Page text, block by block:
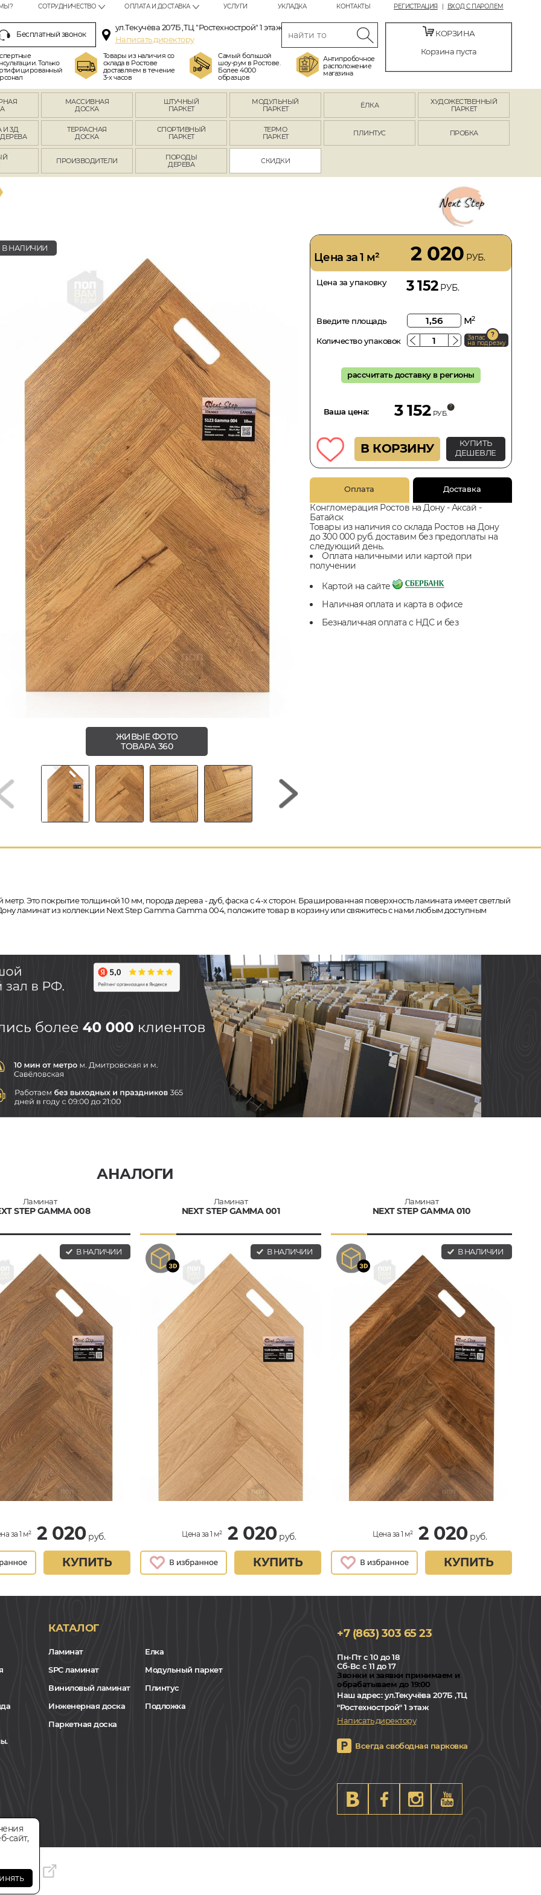
РЕГИСТРАЦИЯ ВХОД С ПАРОЛЕМ
СОТРУДНИЧЕСТВО ОПЛАТА И ДОСТАВКА УСЛУГИ УКЛАДКА КОНТАКТЫ
Бесплатный звонок
ул.Текучёва 207Б ,ТЦ "Ростехнострой" 1 этаж
Написать директору
Только
Товары из наличия со
склада в Ростове
доставляем в течение
3-х часов
Самый большой
шоу-рум в Ростове.
Более 4000
образцов
Антипробочное
расположение
магазина
КОРЗИНА
Корзина пуста
МАССИВНАЯ
ДОСКА
ШТУЧНЫЙ
ПАРКЕТ
МОДУЛЬНЫЙ
ПАРКЕТ
ЁЛКА
ХУДОЖЕСТВЕННЫЙ
ПАРКЕТ
И 3Д
ТЕРРАСНАЯ
ДОСКА
СПОРТИВНЫЙ
ПАРКЕТ
ТЕРМО
ПАРКЕТ
ПЛИНТУС ПРОБКА
ПРОИЗВОДИТЕЛИ
ПОРОДЫ
ДЕРЕВА
СКИДКИ
В НАЛИЧИИ
ЖИВЫЕ ФОТО
ТОВАРА 360
Цена за 1 м² 2 020 РУБ.
Цена за упаковку 3 152РУБ.
Введите площадь м2
Количество упаковок Запас
на подрезку
рассчитать доставку в регионы
Ваша цена: 3 152 РУБ.
В КОРЗИНУ
КУПИТЬ
ДЕШЕВЛЕ
Оплата Доставка
Конгломерация Ростов на Дону - Аксай -
Батайск
Товары из наличия со склада Ростов на Дону
до 300 000 руб. доставим без предоплаты на
следующий день.
Оплата наличными или картой при
получении
Картой на сайте
Наличная оплата и карта в офисе
Безналичная оплата с НДС и без
метр. Это покрытие толщиной 10 мм, порода дерева - дуб, фаска с 4-х сторон. Брашированная поверхность ламината имеет светлый
ламинат из коллекции Next Step Gamma Gamma 004, положите товар в корзину или свяжитесь с нами любым доступным
АНАЛОГИ
Ламинат
STEP GAMMA 008
В НАЛИЧИИ
за 1 м² 2 020руб.
КУПИТЬ
Ламинат
NEXT STEP GAMMA 001
В НАЛИЧИИ
Цена за 1 м² 2 020руб.
КУПИТЬ
Ламинат
NEXT STEP GAMMA 010
В НАЛИЧИИ
Цена за 1 м² 2 020руб.
КУПИТЬ
КАТАЛОГ
Ламинат
SPC ламинат
Виниловый ламинат
Инженерная доска
Паркетная доска
Елка
Модульный паркет
Плинтус
Подложка
+7 (863) 303 65 23
Пн-Пт с 10 до 18
Сб-Вс с 11 до 17
Звонки и заявки принимаем и
обрабатываем до 19:00
Наш адрес:ул.Текучёва 207Б ,ТЦ
"Ростехнострой" 1 этаж
Написать директору
Всегда свободная парковка
сайт,